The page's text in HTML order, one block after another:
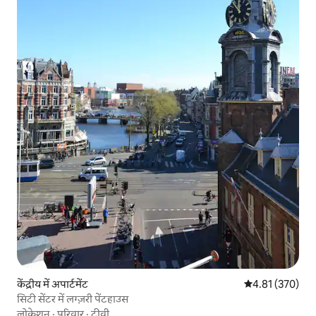
केंद्रीय में अपार्टमेंट औसत रेटिंग 5 में से
4.81 (370)
सिटी सेंटर में लग्ज़री पेंटहाउस